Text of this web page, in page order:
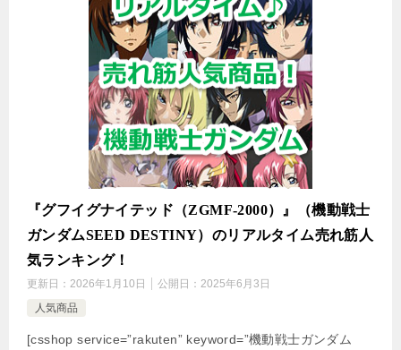
『グフイグナイテッド（ZGMF-2000）』（機動戦士
ガンダムSEED DESTINY）のリアルタイム売れ筋人
気ランキング！
更新日： 2026年1月10日 公開日： 2025年6月3日
人気商品
[csshop service=”rakuten” keyword=”機動戦士ガンダム